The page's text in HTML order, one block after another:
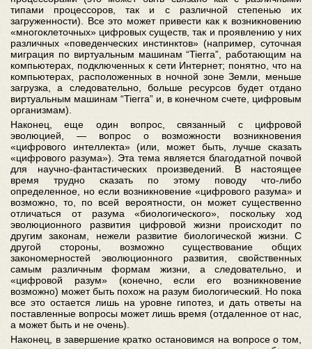
типами процессоров, так и с различной степенью их
загруженности). Все это может привести как к возникновению
«многоклеточных» цифровых существ, так и проявлению у них
различных «поведенческих инстинктов» (например, суточная
миграция по виртуальным машинам “Tierra”, работающим на
компьютерах, подключенных к сети Интернет; понятно, что на
компьютерах, расположенных в ночной зоне Земли, меньше
загрузка, а следовательно, больше ресурсов будет отдано
виртуальным машинам “Tierra” и, в конечном счете, цифровым
организмам).
Наконец, еще один вопрос, связанный с цифровой
эволюцией, — вопрос о возможности возникновения
«цифрового интеллекта» (или, может быть, лучше сказать
«цифрового разума»). Эта тема является благодатной почвой
для научно-фантастических произведений. В настоящее
время трудно сказать по этому поводу что-либо
определенное, но если возникновение «цифрового разума» и
возможно, то, по всей вероятности, он может существенно
отличаться от разума «биологического», поскольку ход
эволюционного развития цифровой жизни происходит по
другим законам, нежели развитие биологической жизни. С
другой стороны, возможно существование общих
закономерностей эволюционного развития, свойственных
самым различным формам жизни, а следовательно, и
«цифровой разум» (конечно, если его возникновение
возможно) может быть похож на разум биологический. Но пока
все это остается лишь на уровне гипотез, и дать ответы на
поставленные вопросы может лишь время (отдаленное от нас,
а может быть и не очень).
Наконец, в завершение кратко остановимся на вопросе о том,